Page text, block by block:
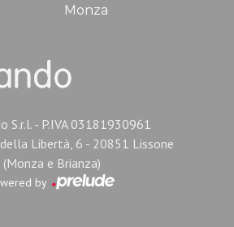
Monza
S.r.l. - P.IVA 03181930961
Libertà, 6 - 20851 Lissone
(Monza e Brianza)
by